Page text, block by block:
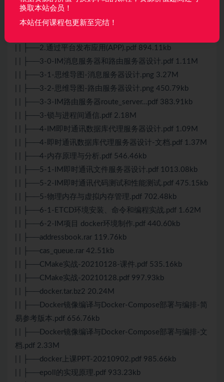
772.12kb
| | ├──2-protobuf.rar 2.31M
| | ├──2.通过平台发布应用(APP).pdf 894.11kb
| | ├──3-0-IM消息服务器和路由服务器设计.pdf 1.11M
| | ├──3-1-思维导图-消息服务器设计.png 3.27M
| | ├──3-2-思维导图-路由服务器设计.png 450.79kb
| | ├──3-3-IM路由服务器route_server…pdf 383.91kb
| | ├──3-锁与进程间通信.pdf 2.18M
| | ├──4-IM即时通讯数据库代理服务器设计.pdf 1.09M
| | ├──4-即时通讯数据库代理服务器设计-文档.pdf 1.37M
| | ├──4-内存原理与分析.pdf 546.46kb
| | ├──5-1-IM即时通讯文件服务器设计.pdf 1013.08kb
| | ├──5-2-IM即时通讯代码测试和性能测试.pdf 475.15kb
| | ├──5-物理内存与虚拟内存管理.pdf 702.48kb
| | ├──6-1-ETCD环境安装、命令和编程实战.pdf 1.62M
| | ├──6-2-IM项目 docker环境制作.pdf 440.60kb
| | ├──addressbook.rar 119.76kb
| | ├──cas_queue.rar 42.51kb
| | ├──CMake实战-20210128-课件.pdf 535.16kb
| | ├──CMake实战-20210128.pdf 997.93kb
| | ├──docker.tar.bz2 20.24M
| | ├──Docker镜像编译与Docker-Compose部署与编排-简
易参考版本.pdf 656.76kb
| | ├──Docker镜像编译与Docker-Compose部署与编排-文
档.pdf 2.33M
| | ├──docker上课PPT-20210902.pdf 985.66kb
| | ├──epoll的实现原理.pdf 933.23kb
换取本站会员！
本站任何课程包更新至完结！